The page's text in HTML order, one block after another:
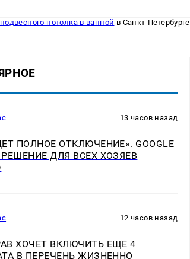
потолка в ванной в Санкт-Петербурге
13 часов назад
ПОЛНОЕ ОТКЛЮЧЕНИЕ». GOOGLE
ДЛЯ ВСЕХ ХОЗЯЕВ
12 часов назад
ХОЧЕТ ВКЛЮЧИТЬ ЕЩЕ 4
В ПЕРЕЧЕНЬ ЖИЗНЕННО